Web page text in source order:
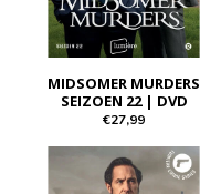
MIDSOMER MURDERS
SEIZOEN 22 | DVD
€27,99